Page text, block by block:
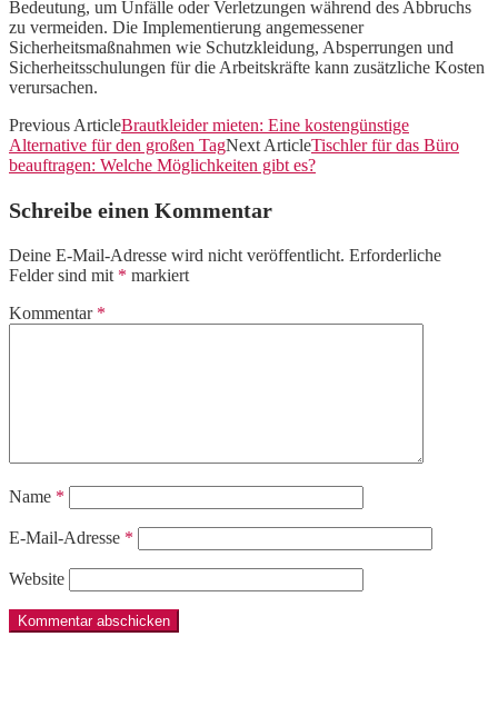
Bedeutung, um Unfälle oder Verletzungen während des Abbruchs
zu vermeiden. Die Implementierung angemessener
Sicherheitsmaßnahmen wie Schutzkleidung, Absperrungen und
Sicherheitsschulungen für die Arbeitskräfte kann zusätzliche Kosten
verursachen.
Previous ArticleBrautkleider mieten: Eine kostengünstige
Alternative für den großen TagNext ArticleTischler für das Büro
beauftragen: Welche Möglichkeiten gibt es?
Schreibe einen Kommentar
Deine E-Mail-Adresse wird nicht veröffentlicht. Erforderliche
Felder sind mit * markiert
Kommentar *
Name *
E-Mail-Adresse *
Website